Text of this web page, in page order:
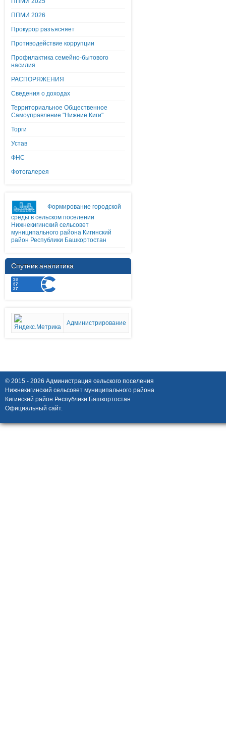
ППМИ 2026
Прокурор разъясняет
Противодействие коррупции
Профилактика семейно-бытового
насилия
РАСПОРЯЖЕНИЯ
Сведения о доходах
Территориальное Общественное
Самоуправление "Нижние Киги"
Торги
Устав
ФНС
Фотогалерея
Формирование городской
среды в сельском поселении
Нижнекигинский сельсовет
муниципального района Кигинский
район Республики Башкортостан
Спутник аналитика
Администрирование
© 2015 - 2026 Администрация сельского поселения
Нижнекигинский сельсовет муниципального района
Кигинский район Республики Башкортостан
Официальный сайт.